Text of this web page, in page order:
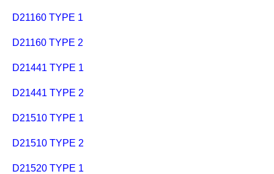
D21160 TYPE 1
D21160 TYPE 2
D21441 TYPE 1
D21441 TYPE 2
D21510 TYPE 1
D21510 TYPE 2
D21520 TYPE 1